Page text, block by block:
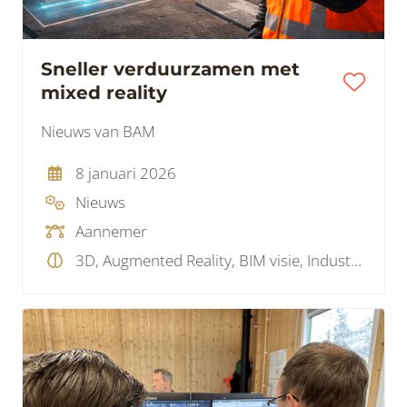
Sneller verduurzamen met
mixed reality
Nieuws van BAM
8 januari 2026
Nieuws
Aannemer
3D, Augmented Reality, BIM visie, Industry 4.0. , Mixed Reality, Projectmanagement, Visualisatie